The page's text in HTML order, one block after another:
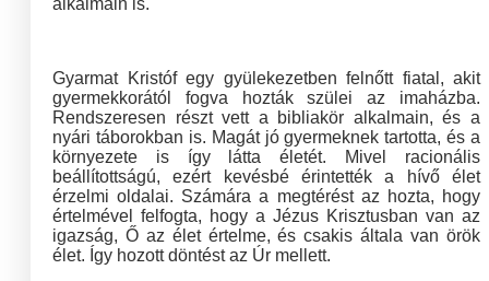
Gyarmat Kristóf egy gyülekezetben felnőtt fiatal, akit
gyermekkorától fogva hozták szülei az imaházba.
Rendszeresen részt vett a bibliakör alkalmain, és a
nyári táborokban is. Magát jó gyermeknek tartotta, és a
környezete is így látta életét. Mivel racionális
beállítottságú, ezért kevésbé érintették a hívő élet
érzelmi oldalai. Számára a megtérést az hozta, hogy
értelmével felfogta, hogy a Jézus Krisztusban van az
igazság, Ő az élet értelme, és csakis általa van örök
élet. Így hozott döntést az Úr mellett.